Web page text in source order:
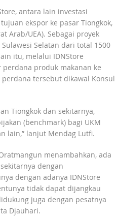
antara lain investasi
ekspor ke pasar Tiongkok,
Arab/UEA). Sebagai proyek
Selatan dari total 1500
itu, melalui IDNStore
produk makanan ke
perdana tersebut dikawal Konsul
Tiongkok dan sekitarnya,
(benchmark) bagi UKM
lain,” lanjut Mendag Lutfi.
menambahkan, ada
dengan
dengan adanya IDNStore
tidak dapat dijangkau
juga dengan pesatnya
Djauhari.